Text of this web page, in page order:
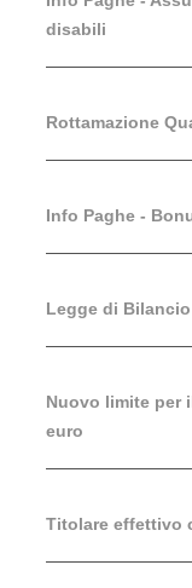
disabili
Rottamazione
Info Paghe -
Legge di
Nuovo limite per
euro
Titolare effettivo